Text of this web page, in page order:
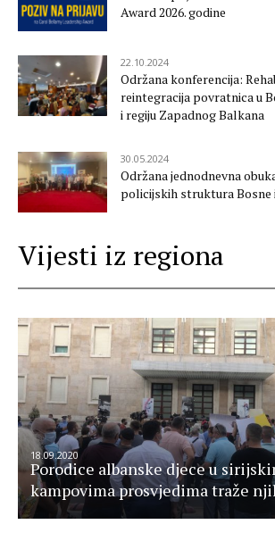
Award 2026. godine
22.10.2024
Održana konferencija:
reintegracija povratnica u
i regiju Zapadnog Balkana
30.05.2024
Održana jednodnevna
policijskih struktura Bosne
Vijesti iz regiona
18.09.2020
Porodice albanske djece u
kampovima prosvjedima traže